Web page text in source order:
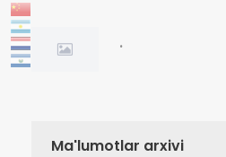
.
Ma'lumotlar arxivi